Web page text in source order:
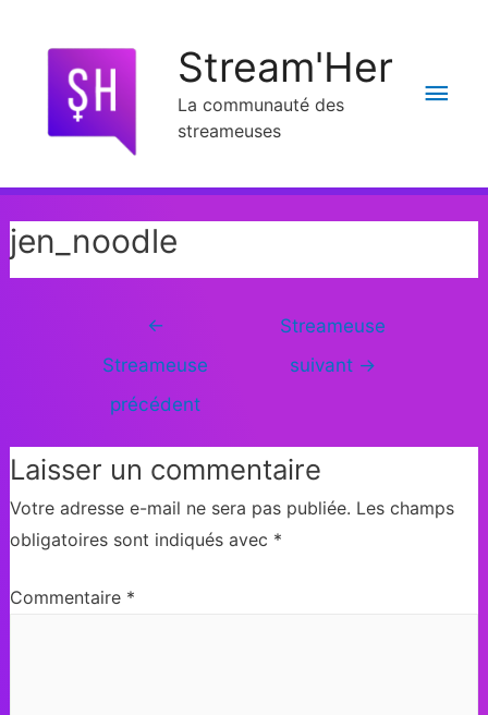
Stream'Her
La communauté des
streameuses
jen_noodle
←
Streameuse
précédent
Streameuse
suivant →
Laisser un commentaire
Votre adresse e-mail ne sera pas publiée. Les champs
obligatoires sont indiqués avec *
Commentaire *